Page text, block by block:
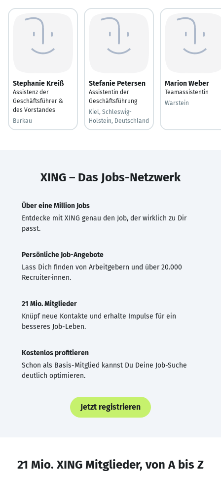
Stephanie Kreiß
Assistenz der
Geschäftsführer &
des Vorstandes
Burkau
Stefanie Petersen
Assistentin der
Geschäftsführung
Kiel, Schleswig-
Holstein, Deutschland
Marion Weber
Teamassistentin
Warstein
XING – Das Jobs-Netzwerk
Über eine Million Jobs
Entdecke mit XING genau den Job, der wirklich zu Dir
passt.
Persönliche Job-Angebote
Lass Dich finden von Arbeitgebern und über 20.000
Recruiter·innen.
21 Mio. Mitglieder
Knüpf neue Kontakte und erhalte Impulse für ein
besseres Job-Leben.
Kostenlos profitieren
Schon als Basis-Mitglied kannst Du Deine Job-Suche
deutlich optimieren.
Jetzt registrieren
21 Mio. XING Mitglieder, von A bis Z